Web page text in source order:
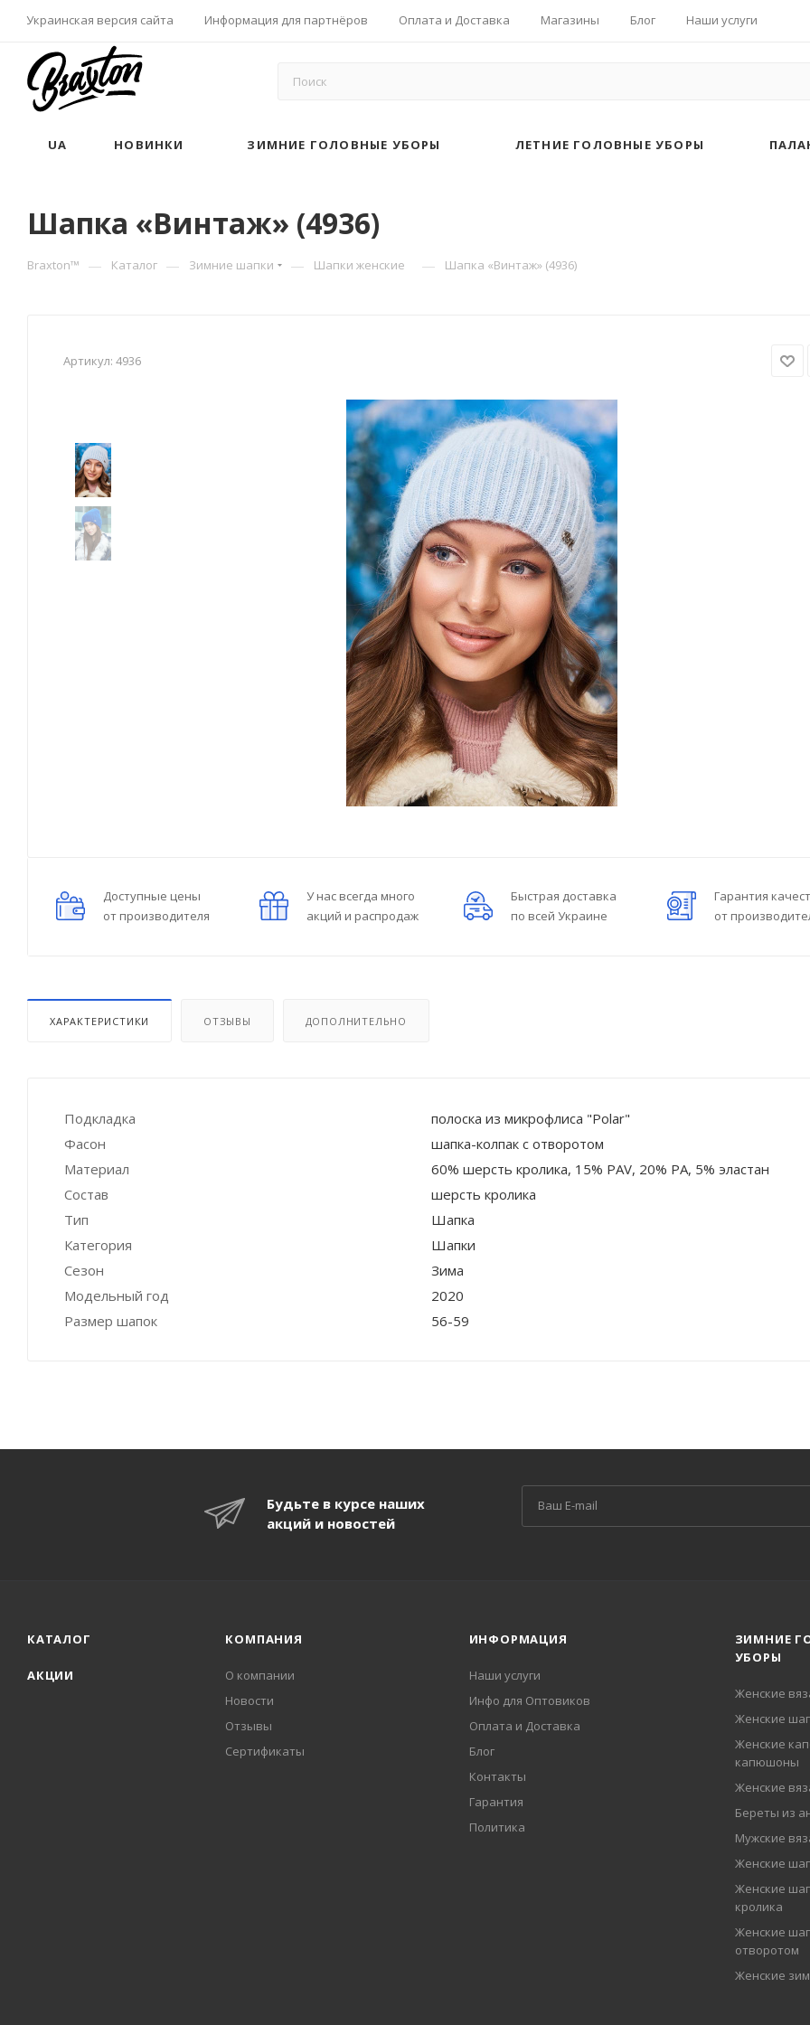
Украинская версия сайта Информация для партнёров Оплата и Доставка Магазины Блог Наши услуги
UA НОВИНКИ ЗИМНИЕ ГОЛОВНЫЕ УБОРЫ ЛЕТНИЕ ГОЛОВНЫЕ УБОРЫ
Шапка «Винтаж» (4936)
Braxton™ — Каталог — Зимние шапки — Шапки женские — Шапка «Винтаж» (4936)
Артикул: 4936
Доступные цены
от производителя
У нас всегда много
акций и распродаж
Быстрая доставка
по всей Украине
Гарантия
от
ХАРАКТЕРИСТИКИ ОТЗЫВЫ ДОПОЛНИТЕЛЬНО
Подкладка
полоска из микрофлиса "Polar"
Фасон
шапка-колпак с отворотом
Материал
60% шерсть кролика, 15% PAV, 20% PA, 5% эластан
Состав
шерсть кролика
Тип
Шапка
Категория
Шапки
Сезон
Зима
Модельный год
2020
Размер шапок
56-59
Будьте в курсе наших
акций и новостей
КАТАЛОГ
АКЦИИ
КОМПАНИЯ
О компании
Новости
Отзывы
Сертификаты
ИНФОРМАЦИЯ
Наши услуги
Инфо для Оптовиков
Оплата и Доставка
Блог
Контакты
Гарантия
Политика
ЗИМНИЕ
УБОРЫ
Женские
Женские
Женские
капюшоны
Женские
Береты из
Мужские
Женские
Женские
кролика
Женские
отворотом
Женские